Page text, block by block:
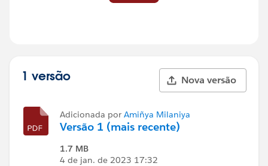
1 versão Nova versão
Adicionada por Amiñya Milaniya
Versão 1 (mais recente)
1.7 MB
4 de jan. de 2023 17:32